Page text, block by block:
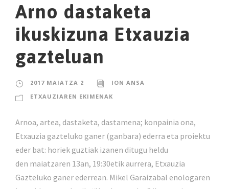
Arno dastaketa
ikuskizuna Etxauzia
gazteluan
2017 MAIATZA 2
ION ANSA
ETXAUZIAREN EKIMENAK
Arnoa, artea, dastaketa, dastamena; konpainia ona,
Etxauzia gazteluko ganer (ganbara) ederra eta proiektu
eder bat: horiek guztiak izanen ditugu heldu
den maiatzaren 13an, 19:30etik aurrera, Etxauzia
Gazteluko ganer ederrean. Mikel Garaizabal enologaren